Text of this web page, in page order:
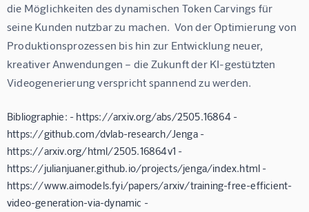
die Möglichkeiten des dynamischen Token Carvings für
seine Kunden nutzbar zu machen.  Von der Optimierung von
Produktionsprozessen bis hin zur Entwicklung neuer,
kreativer Anwendungen – die Zukunft der KI-gestützten
Videogenerierung verspricht spannend zu werden.
Bibliographie: - https://arxiv.org/abs/2505.16864 -
https://github.com/dvlab-research/Jenga -
https://arxiv.org/html/2505.16864v1 -
https://julianjuaner.github.io/projects/jenga/index.html -
https://www.aimodels.fyi/papers/arxiv/training-free-efficient-
video-generation-via-dynamic -